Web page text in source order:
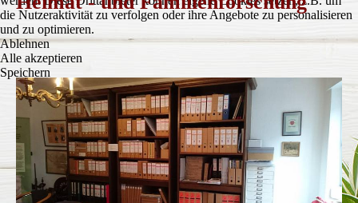
die Nutzeraktivität zu verfolgen oder ihre Angebote zu personalisieren
und zu optimieren.
Ablehnen
Alle akzeptieren
Speichern